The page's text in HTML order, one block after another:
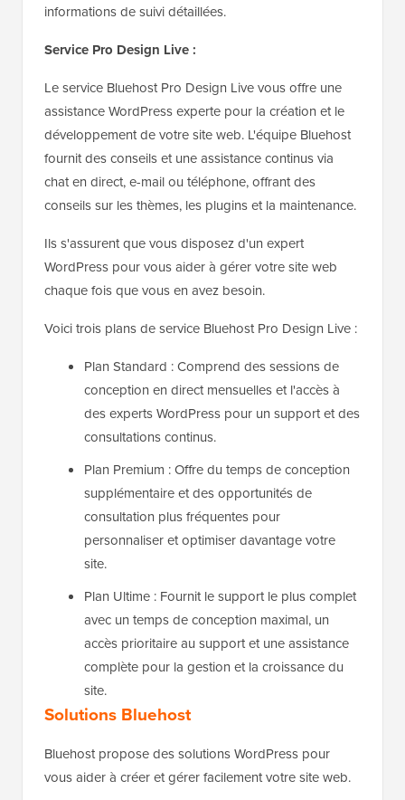
informations de suivi détaillées.
Service Pro Design Live :
Le service Bluehost Pro Design Live vous offre une
assistance WordPress experte pour la création et le
développement de votre site web. L'équipe Bluehost
fournit des conseils et une assistance continus via
chat en direct, e-mail ou téléphone, offrant des
conseils sur les thèmes, les plugins et la maintenance.
Ils s'assurent que vous disposez d'un expert
WordPress pour vous aider à gérer votre site web
chaque fois que vous en avez besoin.
Voici trois plans de service Bluehost Pro Design Live :
Plan Standard : Comprend des sessions de
conception en direct mensuelles et l'accès à
des experts WordPress pour un support et des
consultations continus.
Plan Premium : Offre du temps de conception
supplémentaire et des opportunités de
consultation plus fréquentes pour
personnaliser et optimiser davantage votre
site.
Plan Ultime : Fournit le support le plus complet
avec un temps de conception maximal, un
accès prioritaire au support et une assistance
complète pour la gestion et la croissance du
site.
Solutions Bluehost
Bluehost propose des solutions WordPress pour
vous aider à créer et gérer facilement votre site web.